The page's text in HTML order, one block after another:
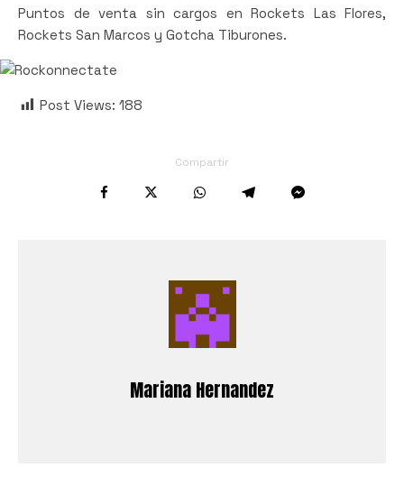
Puntos de venta sin cargos en Rockets Las Flores,
Rockets San Marcos y Gotcha Tiburones.
Post Views: 188
Compartir
Mariana Hernandez